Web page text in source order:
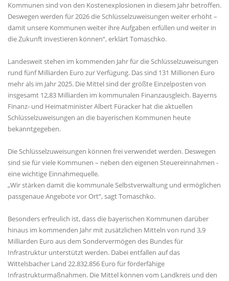
Kommunen sind von den Kostenexplosionen in diesem Jahr betroffen.
Deswegen werden für 2026 die Schlüsselzuweisungen weiter erhöht –
damit unsere Kommunen weiter ihre Aufgaben erfüllen und weiter in
die Zukunft investieren können“, erklärt Tomaschko.
Landesweit stehen im kommenden Jahr für die Schlüsselzuweisungen
rund fünf Milliarden Euro zur Verfügung. Das sind 131 Millionen Euro
mehr als im Jahr 2025. Die Mittel sind der größte Einzelposten von
insgesamt 12,83 Milliarden im kommunalen Finanzausgleich. Bayerns
Finanz- und Heimatminister Albert Füracker hat die aktuellen
Schlüsselzuweisungen an die bayerischen Kommunen heute
bekanntgegeben.
Die Schlüsselzuweisungen können frei verwendet werden. Deswegen
sind sie für viele Kommunen – neben den eigenen Steuereinnahmen -
eine wichtige Einnahmequelle.
Wir stärken damit die kommunale Selbstverwaltung und ermöglichen
passgenaue Angebote vor Ort“, sagt Tomaschko.
Besonders erfreulich ist, dass die bayerischen Kommunen darüber
hinaus im kommenden Jahr mit zusätzlichen Mitteln von rund 3,9
Milliarden Euro aus dem Sondervermögen des Bundes für
Infrastruktur unterstützt werden. Dabei entfallen auf das
Wittelsbacher Land 22.832.856 Euro für förderfähige
Infrastrukturmaßnahmen. Die Mittel können vom Landkreis und den